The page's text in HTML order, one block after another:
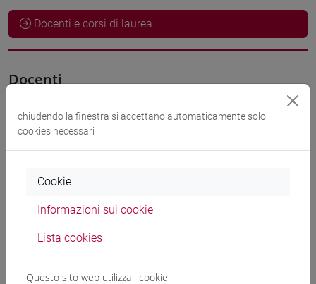
Docenti e corsi di laurea
Docenti
OZKAN GURSES Meral- 30h Esercitazioni
Materiali su Moodle
Corsi di studio e percorsi
chiudendo la finestra si accettano automaticamente solo i
cookies necessari
Cookie
Informazioni sui cookie
Lista cookies
Questo sito web utilizza i cookie